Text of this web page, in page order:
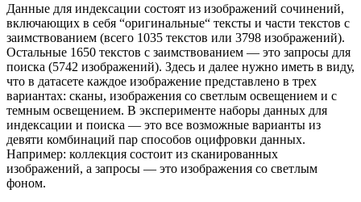
Данные для индексации состоят из изображений сочинений,
включающих в себя “оригинальные“ тексты и части текстов с
заимствованием (всего 1035 текстов или 3798 изображений).
Остальные 1650 текстов с заимствованием — это запросы для
поиска (5742 изображений). Здесь и далее нужно иметь в виду,
что в датасете каждое изображение представлено в трех
вариантах: сканы, изображения со светлым освещением и с
темным освещением. В эксперименте наборы данных для
индексации и поиска — это все возможные варианты из
девяти комбинаций пар способов оцифровки данных.
Например: коллекция состоит из сканированных
изображений, а запросы — это изображения со светлым
фоном.